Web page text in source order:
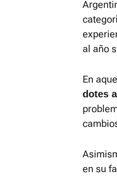
al año
En
dotes
en su